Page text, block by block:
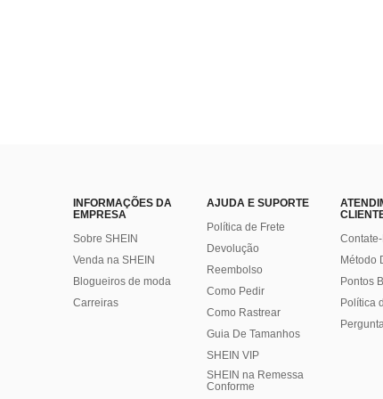
INFORMAÇÕES DA
EMPRESA
Sobre SHEIN
Venda na SHEIN
Blogueiros de moda
Carreiras
AJUDA E SUPORTE
Política de Frete
Devolução
Reembolso
Como Pedir
Como Rastrear
Guia De Tamanhos
SHEIN VIP
SHEIN na Remessa
Conforme
Método
Pontos
Política